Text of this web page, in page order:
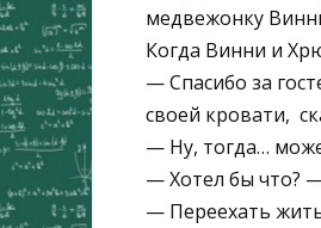
медвежонку
Когда Винни и
— Спасибо за
своей кровати,
— Ну, тогда…
— Хотел бы что?
— Переехать